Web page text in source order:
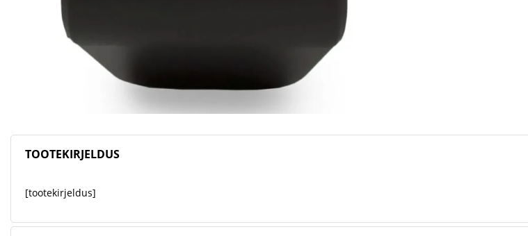
TOOTEKIRJELDUS
[tootekirjeldus]